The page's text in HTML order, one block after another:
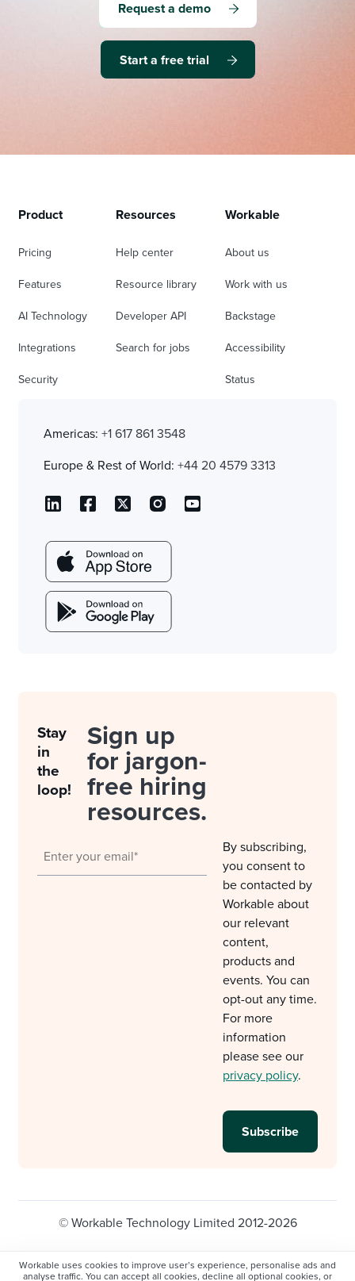
Workable uses cookies to improve user’s experience, personalise ads and
analyse traffic. You can accept all cookies, decline all optional cookies, or
Request a demo
Start a free trial
Product
Pricing
Features
AI Technology
Integrations
Security
Resources
Help center
Resource library
Developer API
Search for jobs
Workable
About us
Work with us
Backstage
Accessibility
Status
Americas: +1 617 861 3548
Europe & Rest of World: +44 20 4579 3313
Stay
in
the
loop!
Sign up
for jargon-
free hiring
resources.
By subscribing,
you consent to
be contacted by
Workable about
our relevant
content,
products and
events. You can
opt-out any time.
For more
information
please see our
privacy policy.
© Workable Technology Limited 2012-2026
Privacy policy
Cookie Settings